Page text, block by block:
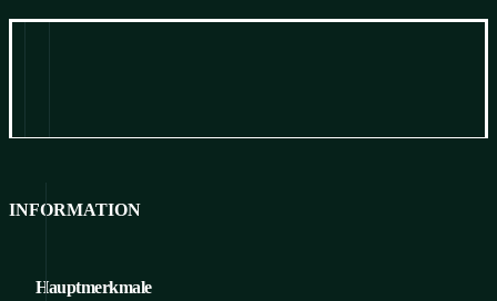
INFORMATION
Hauptmerkmale